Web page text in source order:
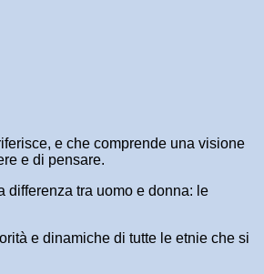
e che comprende una visione
e di pensare.
differenza tra uomo e donna: le
e dinamiche di tutte le etnie che si